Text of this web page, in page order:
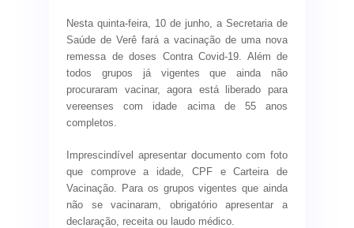
DE 55 ANOS
Nesta quinta-feira, 10 de junho, a Secretaria de
Saúde de Verê fará a vacinação de uma nova
remessa de doses Contra Covid-19. Além de
todos grupos já vigentes que ainda não
procuraram vacinar, agora está liberado para
vereenses com idade acima de 55 anos
completos.
Imprescindível apresentar documento com foto
que comprove a idade, CPF e Carteira de
Vacinação. Para os grupos vigentes que ainda
não se vacinaram, obrigatório apresentar a
declaração, receita ou laudo médico.